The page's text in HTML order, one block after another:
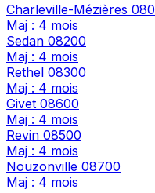
Charleville-Mézières
Maj : 4 mois
Sedan 08200
Maj : 4 mois
Rethel 08300
Maj : 4 mois
Givet 08600
Maj : 4 mois
Revin 08500
Maj : 4 mois
Nouzonville 08700
Maj : 4 mois